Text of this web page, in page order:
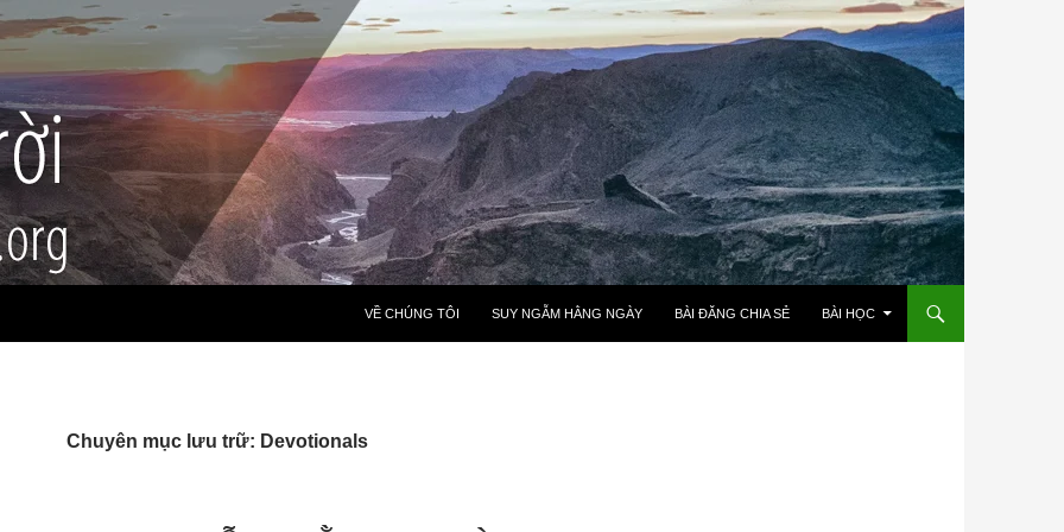
VỀ CHÚNG TÔI SUY NGẪM HẰNG NGÀY BÀI ĐĂNG CHIA SẺ BÀI HỌC
Chuyên mục lưu trữ: Devotionals